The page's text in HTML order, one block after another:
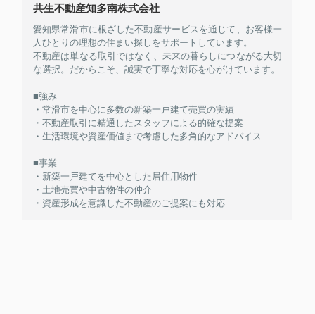
共生不動産知多南株式会社
愛知県常滑市に根ざした不動産サービスを通じて、お客様一
人ひとりの理想の住まい探しをサポートしています。
不動産は単なる取引ではなく、未来の暮らしにつながる大切
な選択。だからこそ、誠実で丁寧な対応を心がけています。
■強み
・常滑市を中心に多数の新築一戸建て売買の実績
・不動産取引に精通したスタッフによる的確な提案
・生活環境や資産価値まで考慮した多角的なアドバイス
■事業
・新築一戸建てを中心とした居住用物件
・土地売買や中古物件の仲介
・資産形成を意識した不動産のご提案にも対応